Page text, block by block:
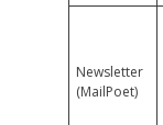
Newsletter
(MailPoet)